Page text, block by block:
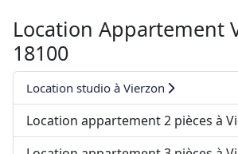
Location Appartement
18100
Location studio à Vierzon
Location appartement 2 pièces à